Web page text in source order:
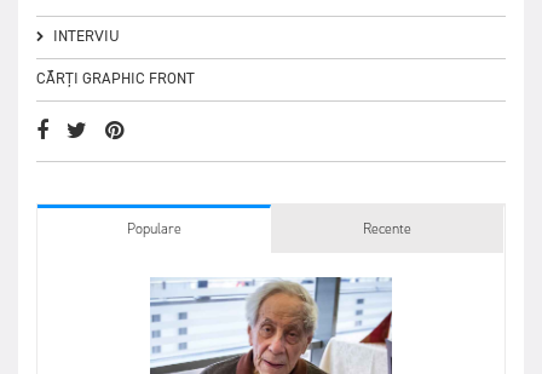
INTERVIU
CĂRȚI GRAPHIC FRONT
Populare Recente